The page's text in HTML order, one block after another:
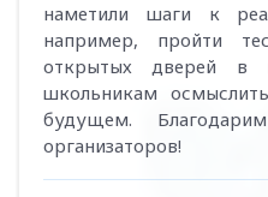
наметили шаги к
например, пройти
открытых дверей в
школьникам
будущем.
организаторов!